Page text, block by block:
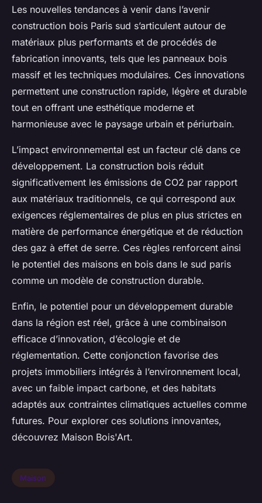
Les nouvelles tendances à venir dans l’avenir
construction bois Paris sud s’articulent autour de
matériaux plus performants et de procédés de
fabrication innovants, tels que les panneaux bois
massif et les techniques modulaires. Ces innovations
permettent une construction rapide, légère et durable
tout en offrant une esthétique moderne et
harmonieuse avec le paysage urbain et périurbain.
L’impact environnemental est un facteur clé dans ce
développement. La construction bois réduit
significativement les émissions de CO2 par rapport
aux matériaux traditionnels, ce qui correspond aux
exigences réglementaires de plus en plus strictes en
matière de performance énergétique et de réduction
des gaz à effet de serre. Ces règles renforcent ainsi
le potentiel des maisons en bois dans le sud paris
comme un modèle de construction durable.
Enfin, le potentiel pour un développement durable
dans la région est réel, grâce à une combinaison
efficace d’innovation, d’écologie et de
réglementation. Cette conjonction favorise des
projets immobiliers intégrés à l’environnement local,
avec un faible impact carbone, et des habitats
adaptés aux contraintes climatiques actuelles comme
futures. Pour explorer ces solutions innovantes,
découvrez Maison Bois'Art.
Maison